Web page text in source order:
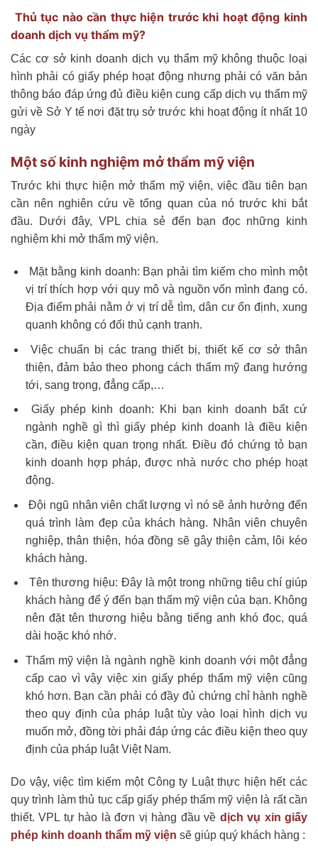
Thủ tục nào cần thực hiện trước khi hoạt động kinh
doanh dịch vụ thẩm mỹ?
Các cơ sở kinh doanh dịch vụ thẩm mỹ không thuộc loại
hình phải có giấy phép hoạt động nhưng phải có văn bản
thông báo đáp ứng đủ điều kiện cung cấp dịch vụ thẩm mỹ
gửi về Sở Y tế nơi đặt trụ sở trước khi hoạt động ít nhất 10
ngày
Một số kinh nghiệm mở thẩm mỹ viện
Trước khi thực hiện mở thẩm mỹ viện, việc đầu tiên bạn
cần nên nghiên cứu về tổng quan của nó trước khi bắt
đầu. Dưới đây, VPL chia sẻ đến bạn đọc những kinh
nghiệm khi mở thẩm mỹ viện.
Mặt bằng kinh doanh: Bạn phải tìm kiếm cho mình một
vị trí thích hợp với quy mô và nguồn vốn mình đang có.
Địa điểm phải nằm ở vị trí dễ tìm, dân cư ổn định, xung
quanh không có đối thủ cạnh tranh.
Việc chuẩn bị các trang thiết bị, thiết kế cơ sở thân
thiện, đảm bảo theo phong cách thẩm mỹ đang hướng
tới, sang trọng, đẳng cấp,…
Giấy phép kinh doanh: Khi bạn kinh doanh bất cứ
ngành nghề gì thì giấy phép kinh doanh là điều kiện
cần, điều kiện quan trọng nhất. Điều đó chứng tỏ bạn
kinh doanh hợp pháp, được nhà nước cho phép hoạt
động.
Đội ngũ nhân viên chất lượng vì nó sẽ ảnh hưởng đến
quá trình làm đẹp của khách hàng. Nhân viên chuyên
nghiệp, thân thiện, hóa đồng sẽ gây thiện cảm, lôi kéo
khách hàng.
Tên thương hiệu: Đây là một trong những tiêu chí giúp
khách hàng để ý đến bạn thẩm mỹ viện của bạn. Không
nên đặt tên thương hiệu bằng tiếng anh khó đọc, quá
dài hoặc khó nhớ.
Thẩm mỹ viện là ngành nghề kinh doanh với một đẳng
cấp cao vì vậy việc xin giấy phép thẩm mỹ viện cũng
khó hơn. Bạn cần phải có đầy đủ chứng chỉ hành nghề
theo quy định của pháp luật tùy vào loại hình dịch vụ
muốn mở, đồng tời phải đáp ứng các điều kiện theo quy
định của pháp luật Việt Nam.
Do vậy, việc tìm kiếm một Công ty Luật thực hiện hết các
quy trình làm thủ tục cấp giấy phép thẩm mỹ viện là rất cần
thiết. VPL tự hào là đơn vị hàng đầu về dịch vụ xin giấy
phép kinh doanh thẩm mỹ viện sẽ giúp quý khách hàng :